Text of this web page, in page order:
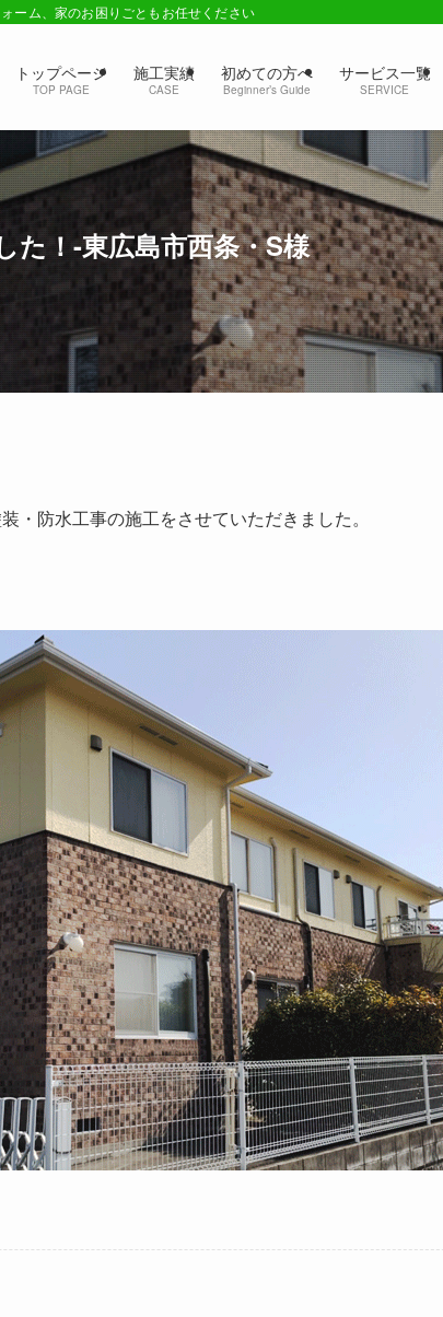
ーム、家のお困りごともお任せください
トップページ
TOP PAGE
施工実績
CASE
初めての方へ
Beginner’s Guide
サービス一覧
SERVICE
た！-東広島市西条・S様
・防水工事の施工をさせていただきました。